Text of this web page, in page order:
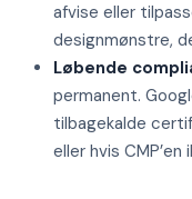
afvise eller
designmønstre,
Løbende
permanent.
tilbagekalde
eller hvis